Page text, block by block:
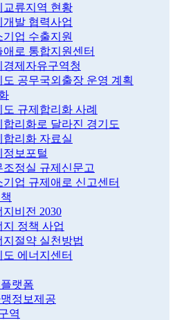
교류지역 현황
개발 협력사업
기업 수출지원
애로 통합지원센터
경제자유구역청
도 공무국외출장 운영 계획
도 규제합리화 사례
합리화로 달라진 경기도
합리화 자료실
정보포털
조정실 규제신문고
기업 규제애로 신고센터
지비전 2030
지 정책 사업
지절약 실천방법
도 에너지센터
랫폼
정보제공
역